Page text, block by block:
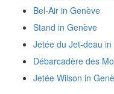
Bel-Air in Genève
Stand in Genève
Jetée du Jet-deau
Débarcadère des
Jetée Wilson in